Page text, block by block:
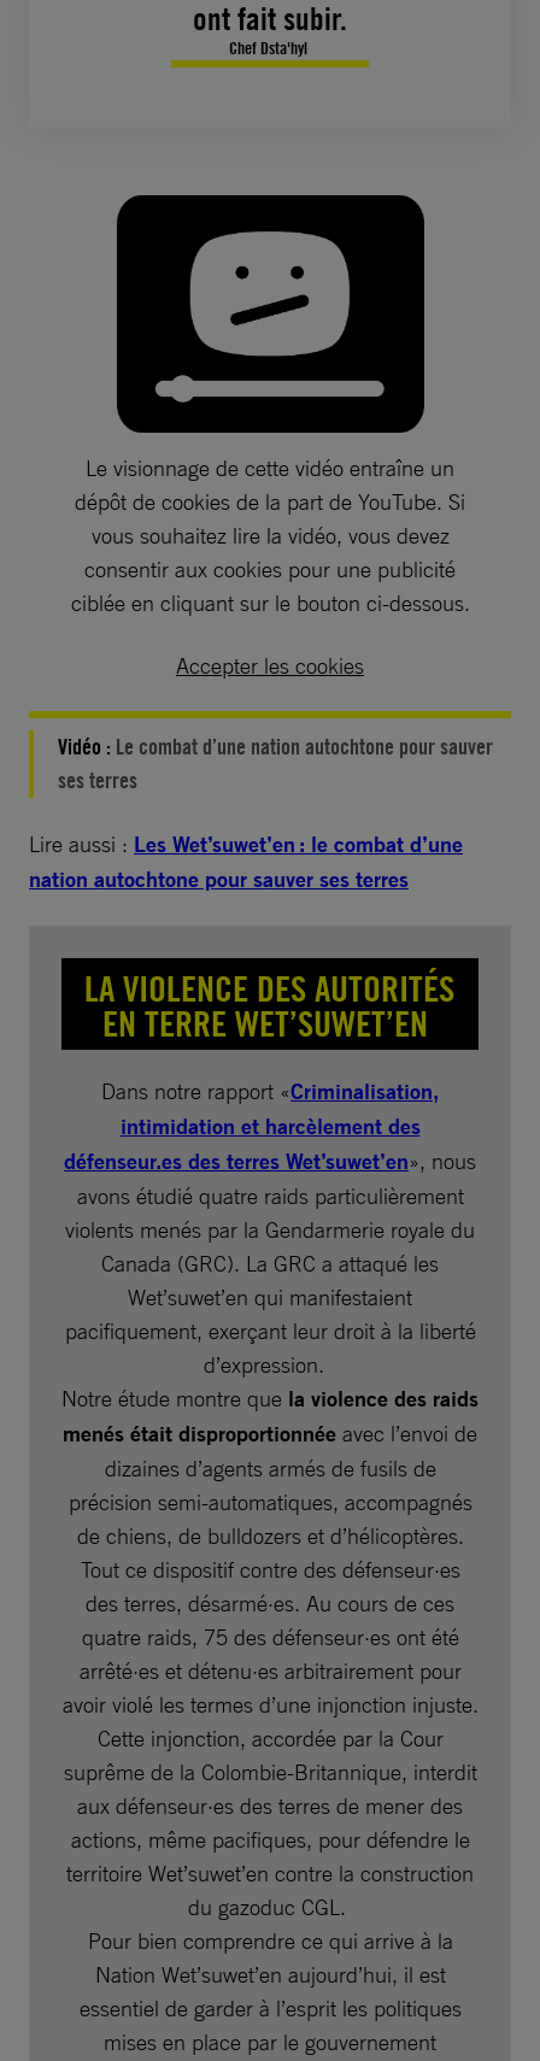
ont fait subir.
Chef Dsta'hyl
Le visionnage de cette vidéo entraîne un
dépôt de cookies de la part de YouTube. Si
vous souhaitez lire la vidéo, vous devez
consentir aux cookies pour une publicité
ciblée en cliquant sur le bouton ci-dessous.
Accepter les cookies
Vidéo : Le combat d’une nation autochtone pour sauver
ses terres
Lire aussi : Les Wet’suwet’en : le combat d’une
nation autochtone pour sauver ses terres
LA VIOLENCE DES AUTORITÉS
EN TERRE WET’SUWET’EN
Dans notre rapport «Criminalisation,
intimidation et harcèlement des
défenseur.es des terres Wet’suwet’en», nous
avons étudié quatre raids particulièrement
violents menés par la Gendarmerie royale du
Canada (GRC). La GRC a attaqué les
Wet’suwet’en qui manifestaient
pacifiquement, exerçant leur droit à la liberté
d’expression.
Notre étude montre que la violence des raids
menés était disproportionnée avec l’envoi de
dizaines d’agents armés de fusils de
précision semi-automatiques, accompagnés
de chiens, de bulldozers et d’hélicoptères.
Tout ce dispositif contre des défenseur·es
des terres, désarmé·es. Au cours de ces
quatre raids, 75 des défenseur·es ont été
arrêté·es et détenu·es arbitrairement pour
avoir violé les termes d’une injonction injuste.
Cette injonction, accordée par la Cour
suprême de la Colombie-Britannique, interdit
aux défenseur·es des terres de mener des
actions, même pacifiques, pour défendre le
territoire Wet’suwet’en contre la construction
du gazoduc CGL.
Pour bien comprendre ce qui arrive à la
Nation Wet’suwet’en aujourd’hui, il est
essentiel de garder à l’esprit les politiques
mises en place par le gouvernement